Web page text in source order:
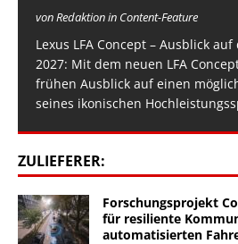
von Redaktion in Content-Feature
Lexus LFA Concept – Ausblick auf
2027: Mit dem neuen LFA
frühen Ausblick auf einen
seines ikonischen
ZULIEFERER:
Forschungsprojekt
für resiliente
automatisierten